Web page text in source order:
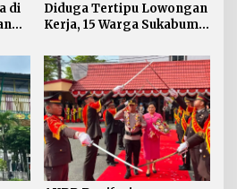
di
Diduga Tertipu Lowongan
Kerja, 15 Warga Sukabumi